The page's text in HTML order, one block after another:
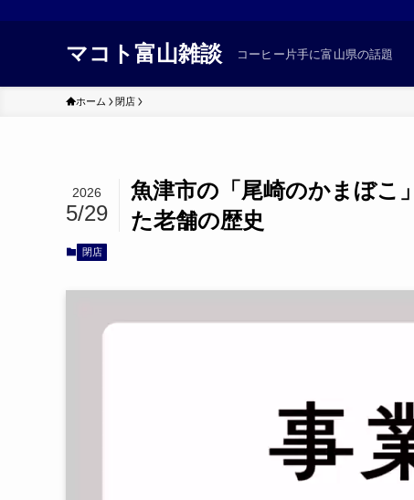
マコト富山雑談 コーヒー片手に富山県の話題
ホーム 閉店
魚津市の「尾崎のかまぼこ
た老舗の歴史
2026
5/29
閉店